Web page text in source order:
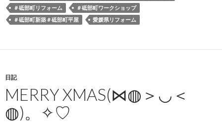
＃砥部町リフォーム
＃砥部町ワークショップ
＃砥部町新築＃砥部町平屋
愛媛県リフォーム
日記
MERRY XMAS(⋈◍＞◡＜
◍)。✧♡